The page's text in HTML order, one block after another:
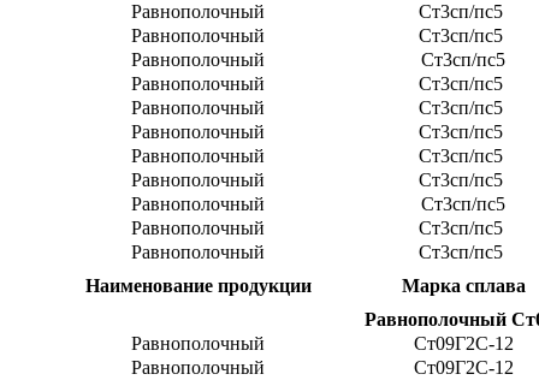
Равнополочный
Ст3сп/пс5
Равнополочный
Ст3сп/пс5
Равнополочный
Ст3сп/пс5
Равнополочный
Ст3сп/пс5
Равнополочный
Ст3сп/пс5
Равнополочный
Ст3сп/пс5
Равнополочный
Ст3сп/пс5
Равнополочный
Ст3сп/пс5
Равнополочный
Ст3сп/пс5
Равнополочный
Ст3сп/пс5
Равнополочный
Ст3сп/пс5
Наименование продукции
Марка сплава
Равнополочный
Равнополочный
Cт09Г2С-12
Равнополочный
Cт09Г2С-12